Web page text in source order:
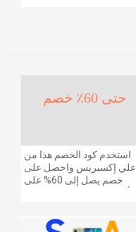
حتى 60٪ خصم
استخدم كود الخصم هذا من
علي إكسبريس واحصل على
خصم يصل إلى 60% على
بقيمة 155 دولارًا أمريكيًا على